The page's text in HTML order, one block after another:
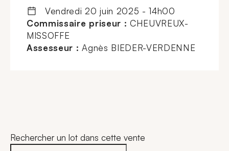
vendredi 20 juin 2025 - 14h00
Commissaire priseur : CHEUVREUX-
MISSOFFE
Assesseur : Agnès BIEDER-VERDENNE
Rechercher un lot dans cette vente